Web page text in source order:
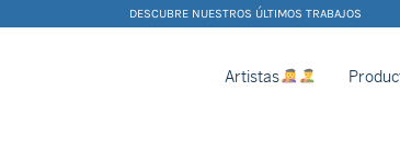
DESCUBRE NUESTROS ÚLTIMOS TRABAJOS
Artistas